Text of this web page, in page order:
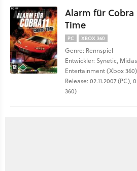
Alarm für Cobra
Time
PC XBOX 360
Genre: Rennspiel
Entwickler: Synetic,
Entertainment (Xbox 360)
Release: 02.11.2007 (PC),
360)